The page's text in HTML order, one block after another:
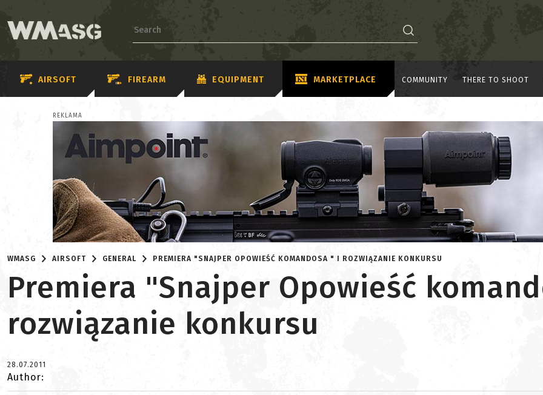
AIRSOFT FIREARM EQUIPMENT MARKETPLACE COMMUNITY THERE TO SHOOT
REKLAMA
WMASG AIRSOFT GENERAL PREMIERA "SNAJPER OPOWIEŚĆ KOMANDOSA " I ROZWIĄZANIE KONKURSU
Premiera "Snajper Opowieść
rozwiązanie konkursu
28.07.2011
Author: